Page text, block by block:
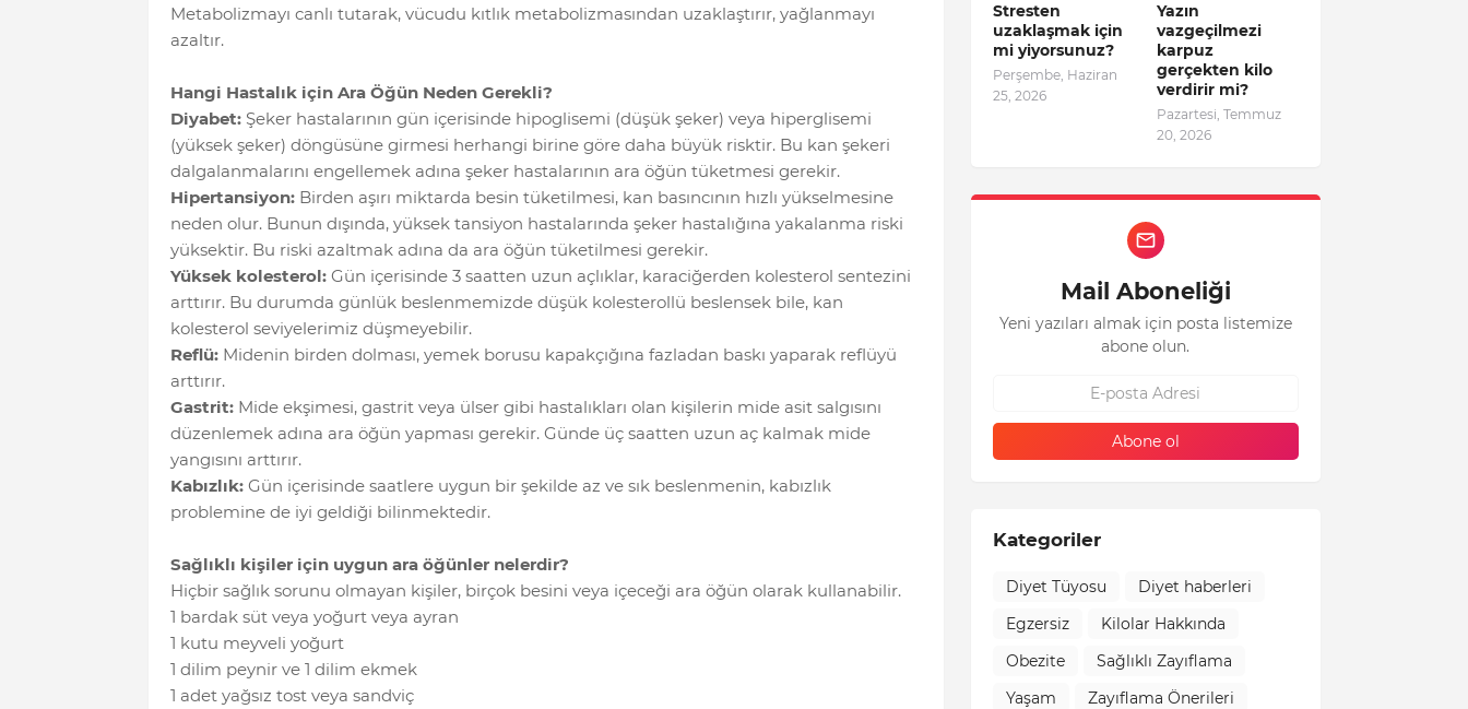
Metabolizmayı canlı tutarak, vücudu kıtlık metabolizmasından uzaklaştırır, yağlanmayı
azaltır.
Hangi Hastalık için Ara Öğün Neden Gerekli?
Diyabet:Şeker hastalarının gün içerisinde hipoglisemi (düşük şeker) veya hiperglisemi
(yüksek şeker) döngüsüne girmesi herhangi birine göre daha büyük risktir. Bu kan şekeri
dalgalanmalarını engellemek adına şeker hastalarının ara öğün tüketmesi gerekir.
Hipertansiyon:Birden aşırı miktarda besin tüketilmesi, kan basıncının hızlı yükselmesine
neden olur. Bunun dışında, yüksek tansiyon hastalarında şeker hastalığına yakalanma riski
yüksektir. Bu riski azaltmak adına da ara öğün tüketilmesi gerekir.
Yüksek kolesterol:Gün içerisinde 3 saatten uzun açlıklar, karaciğerden kolesterol sentezini
arttırır. Bu durumda günlük beslenmemizde düşük kolesterollü beslensek bile, kan
kolesterol seviyelerimiz düşmeyebilir.
Reflü: Midenin birden dolması, yemek borusu kapakçığına fazladan baskı yaparak reflüyü
arttırır.
Gastrit:Mide ekşimesi, gastrit veya ülser gibi hastalıkları olan kişilerin mide asit salgısını
düzenlemek adına ara öğün yapması gerekir. Günde üç saatten uzun aç kalmak mide
yangısını arttırır.
Kabızlık: Gün içerisinde saatlere uygun bir şekilde az ve sık beslenmenin, kabızlık
problemine de iyi geldiği bilinmektedir.
Sağlıklı kişiler için uygun ara öğünler nelerdir?
Hiçbir sağlık sorunu olmayan kişiler, birçok besini veya içeceği ara öğün olarak kullanabilir.
1 bardak süt veya yoğurt veya ayran
1 kutu meyveli yoğurt
1 dilim peynir ve 1 dilim ekmek
1 adet yağsız tost veya sandviç
Stresten
uzaklaşmak için
mi yiyorsunuz?
Perşembe, Haziran
25, 2026
Yazın
vazgeçilmezi
karpuz
gerçekten kilo
verdirir mi?
Pazartesi, Temmuz
20, 2026
Mail Aboneliği
Yeni yazıları almak için posta listemize
abone olun.
Kategoriler
Diyet Tüyosu
Diyet haberleri
Egzersiz
Kilolar Hakkında
Obezite
Sağlıklı Zayıflama
Yaşam
Zayıflama Önerileri